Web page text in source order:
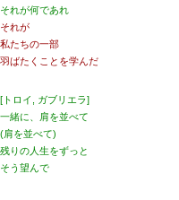
それが何であれ
それが
私たちの一部
羽ばたくことを学んだ
[トロイ, ガブリエラ]
一緒に、肩を並べて
(肩を並べて)
残りの人生をずっと
そう望んで